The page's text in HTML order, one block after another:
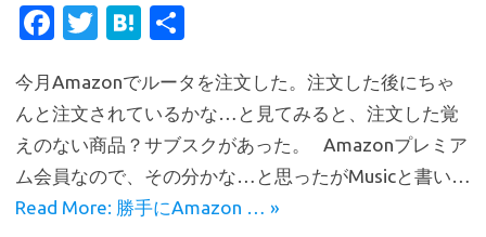
Fa
e
b
o
o
T
it
te
r
H
e
n
a
今月Amazonでルータを注文した。注文した後にちゃ
んと注文されているかな…と見てみると、注文した覚
えのない商品？サブスクがあった。 Amazonプレミア
ム会員なので、その分かな…と思ったがMusicと書い…
Read More: 勝手にAmazon … »